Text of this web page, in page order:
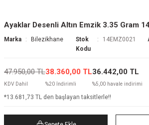
Ayaklar Desenli Altın Emzik 3.35 Gram
Marka Bilezikhane
Stok
Kodu
14EMZ0021
47.950,00 TL
KDV Dahil
38.360,00 TL
%20 İndirimli
36.442,00 TL
%5,00 havale indirimi
*13.681,73 TL den başlayan taksitlerle!!